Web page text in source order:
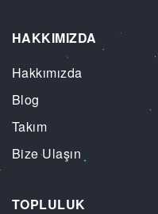
HAKKIMIZDA
Hakkımızda
Blog
Takım
Bize Ulaşın
TOPLULUK